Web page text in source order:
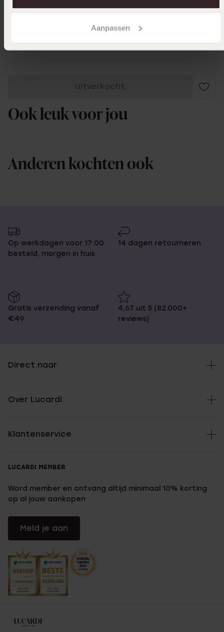
Aanpassen
Helemaal mooi
Uitverkocht
Ook leuk voor jou
Anderen kochten ook
Op werkdagen voor 17:00
besteld, morgen in huis
14 dagen retourneren
Gratis verzending vanaf
€49
4,67 uit 5 (82.000+
reviews)
Direct naar
Over Lucardi
Klantenservice
LUCARDI MEMBER
Word member en ontvang altijd minimaal 10% korting
op al jouw aankopen
Meld je aan